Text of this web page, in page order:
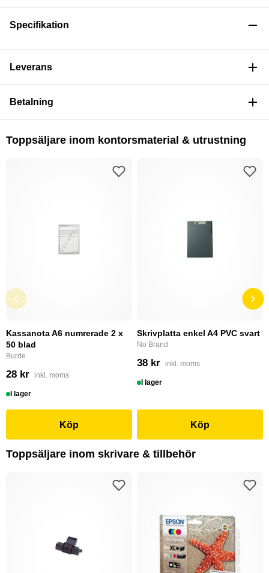
Specifikation
Leverans
Betalning
Toppsäljare inom kontorsmaterial & utrustning
Kassanota A6 numrerade 2 x
50 blad
Burde
28 kr inkl. moms
I lager
Köp
Skrivplatta enkel A4 PVC svart
No Brand
38 kr inkl. moms
I lager
Köp
Toppsäljare inom skrivare & tillbehör